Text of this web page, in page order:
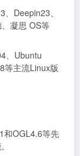
Deepin23、
凝思 OS等
、Ubuntu
等主流Linux版
和OGL4.6等先